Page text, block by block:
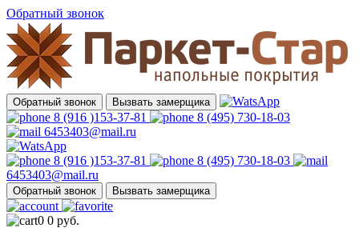
Обратный звонок
Обратный звонок Вызвать замерщика
8 (916 )153-37-81
8 (495) 730-18-03
6453403@mail.ru
8 (916 )153-37-81
8 (495) 730-18-03
6453403@mail.ru
Обратный звонок Вызвать замерщика
0 0 руб.